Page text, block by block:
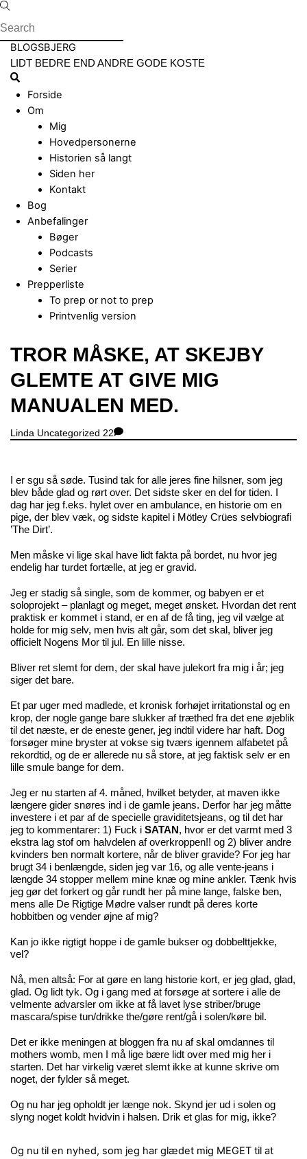
Skip
to
content
Menu
BLOGSBJERG
LIDT BEDRE END ANDRE GODE KOSTE
Search
Forside
Om
Mig
Hovedpersonerne
Historien så langt
Siden her
Kontakt
Bog
Anbefalinger
Bøger
Podcasts
Serier
Prepperliste
To prep or not to prep
Printvenlig version
Close
Menu
TROR MÅSKE, AT SKEJBY
GLEMTE AT GIVE MIG
MANUALEN MED.
Linda Uncategorized 22
I er sgu så søde. Tusind tak for alle jeres fine hilsner, som jeg
blev både glad og rørt over. Det sidste sker en del for tiden. I
dag har jeg f.eks. hylet over en ambulance, en historie om en
pige, der blev væk, og sidste kapitel i Mötley Crües selvbiografi
’The Dirt’.
Men måske vi lige skal have lidt fakta på bordet, nu hvor jeg
endelig har turdet fortælle, at jeg er gravid.
Jeg er stadig så single, som de kommer, og babyen er et
soloprojekt – planlagt og meget, meget ønsket. Hvordan det rent
praktisk er kommet i stand, er en af de få ting, jeg vil vælge at
holde for mig selv, men hvis alt går, som det skal, bliver jeg
officielt Nogens Mor til jul. En lille nisse.
Bliver ret slemt for dem, der skal have julekort fra mig i år; jeg
siger det bare.
Et par uger med madlede, et kronisk forhøjet irritationstal og en
krop, der nogle gange bare slukker af træthed fra det ene øjeblik
til det næste, er de eneste gener, jeg indtil videre har haft. Dog
forsøger mine bryster at vokse sig tværs igennem alfabetet på
rekordtid, og de er allerede nu så store, at jeg faktisk selv er en
lille smule bange for dem.
Jeg er nu starten af 4. måned, hvilket betyder, at maven ikke
længere gider snøres ind i de gamle jeans. Derfor har jeg måtte
investere i et par af de specielle graviditetsjeans, og til det har
jeg to kommentarer: 1) Fuck i SATAN , hvor er det varmt med 3
ekstra lag stof om halvdelen af overkroppen!! og 2) bliver andre
kvinders ben normalt kortere, når de bliver gravide? For jeg har
brugt 34 i benlængde, siden jeg var 16, og alle vente-jeans i
længde 34 stopper mellem mine knæ og mine ankler. Tænk hvis
jeg gør det forkert og går rundt her på mine lange, falske ben,
mens alle De Rigtige Mødre valser rundt på deres korte
hobbitben og vender øjne af mig?
Kan jo ikke rigtigt hoppe i de gamle bukser og dobbelttjekke,
vel?
Nå, men altså: For at gøre en lang historie kort, er jeg glad, glad,
glad. Og lidt tyk. Og i gang med at forsøge at sortere i alle de
velmente advarsler om ikke at få lavet lyse striber/bruge
mascara/spise tun/drikke the/gøre rent/gå i solen/køre bil.
Det er ikke meningen at bloggen fra nu af skal omdannes til
mothers womb, men I må lige bære lidt over med mig her i
starten. Det har virkelig været slemt ikke at kunne skrive om
noget, der fylder så meget.
Og nu har jeg opholdt jer længe nok. Skynd jer ud i solen og
slyng noget koldt hvidvin i halsen. Drik et glas for mig, ikke?
Og nu til en nyhed, som jeg har glædet mig MEGET til at